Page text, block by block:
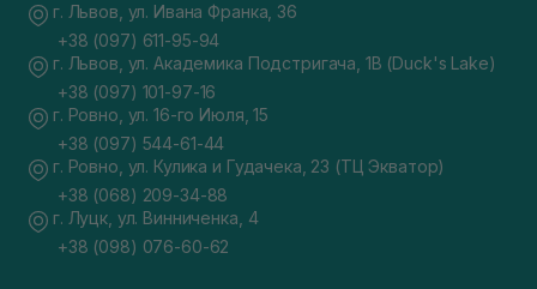
г. Львов, ул. Ивана Франка, 36
+38 (097) 611-95-94
г. Львов, ул. Академика Подстригача, 1В (Duck's Lake)
+38 (097) 101-97-16
г. Ровно, ул. 16-го Июля, 15
+38 (097) 544-61-44
г. Ровно, ул. Кулика и Гудачека, 23 (ТЦ Экватор)
+38 (068) 209-34-88
г. Луцк, ул. Винниченка, 4
+38 (098) 076-60-62